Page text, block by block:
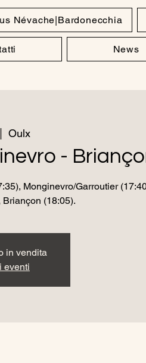
Névache|Bardonecchia
News
Oulx
-
Monginevro/Garroutier
(18:05).
in vendita
eventi